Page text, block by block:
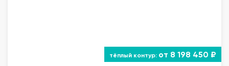
от 8 198 450 ₽